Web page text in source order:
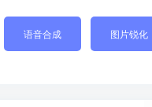
语音合成 图片锐化